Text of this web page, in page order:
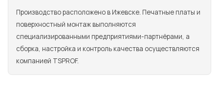
Производство расположено в Ижевске. Печатные платы и
поверхностный монтаж выполняются
специализированными предприятиями-партнёрами, а
сборка, настройка и контроль качества осуществляются
компанией TSPROF.